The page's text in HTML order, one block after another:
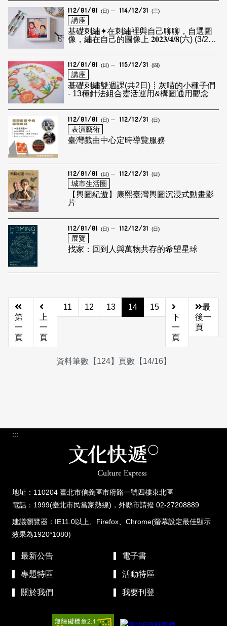
112/01/01 (日) 114/12/31 (三)
講座
基礎刺繡✦​在刺繡裡與自己​聊聊，自選圖
像，繡在自己的圖像上 ​𝟐𝟎𝟐𝟑/𝟒/𝟖(六) (3/28
112/01/01 (日) 115/12/31 (四)
講座
基礎刺繡雙週課(共2日)┋灰喵的小種子們
- 13種針法組合靈活運用&構圖通用觀念
112/01/01 (日) 112/12/31 (日)
表演藝術
臺灣戲曲中心定時導覽服務
112/01/01 (日) 112/12/31 (日)
城市生活圈
【輿圖紀遊】康熙臺灣輿圖沉浸式動畫影
片
112/01/01 (日) 112/12/31 (日)
展覽
找家：回到人與萬物共存的希望星球
第
一
頁
上
一
頁
11 12 13 14
15
下
一
頁
最
後一
頁
資料筆數【124】頁數【14/16】
:::
地址：110204 臺北市信義區市府路一號四樓東北區
電話：1999(臺北市民當家熱線)，外縣市請撥 02-27208889
建議瀏覽器：IE11.0以上、Firefox、Chrome(螢幕設定最佳顯示
效果為1920*1080)
最新公告 電子書
專題特區 活動特區
關於我們 我要刊登